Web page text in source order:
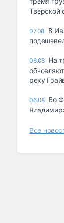
Тверской
07.08 В
06.08 На
реку
06.08 Во
Все